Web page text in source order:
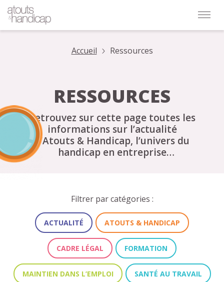
Accueil Ressources
RESSOURCES
Retrouvez sur cette page toutes les
informations sur l’actualité
d’Atouts & Handicap, l’univers du
handicap en entreprise
Filtrer par catégories :
ACTUALITÉ ATOUTS & HANDICAP
CADRE LÉGAL FORMATION
MAINTIEN DANS L’EMPLOI SANTÉ AU TRAVAIL